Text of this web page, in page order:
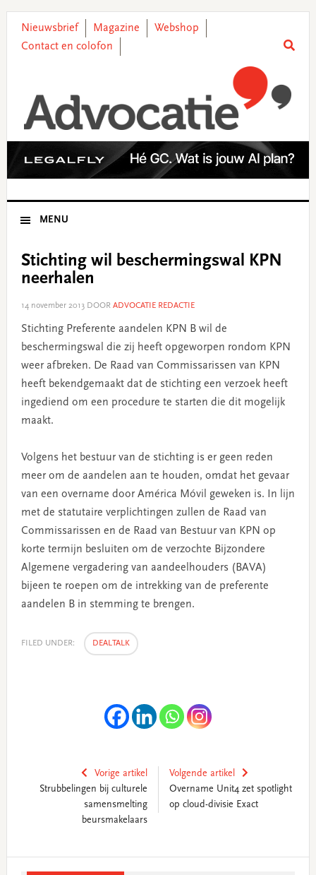
primary
main
primary
footer
Nieuwsbrief Magazine
Webshop
Contact en colofon
MENU
Stichting wil beschermingswal KPN
neerhalen
14 november 2013DOOR ADVOCATIE REDACTIE
Stichting Preferente aandelen KPN B wil de
beschermingswal die zij heeft opgeworpen rondom KPN
weer afbreken. De Raad van Commissarissen van KPN
heeft bekendgemaakt dat de stichting een verzoek heeft
ingediend om een procedure te starten die dit mogelijk
maakt.
Volgens het bestuur van de stichting is er geen reden
meer om de aandelen aan te houden, omdat het gevaar
van een overname door América Móvil geweken is. In lijn
met de statutaire verplichtingen zullen de Raad van
Commissarissen en de Raad van Bestuur van KPN op
korte termijn besluiten om de verzochte Bijzondere
Algemene vergadering van aandeelhouders (BAVA)
bijeen te roepen om de intrekking van de preferente
aandelen B in stemming te brengen.
FILED UNDER: DEALTALK
Vorige artikel
Strubbelingen bij culturele
samensmelting
beursmakelaars
Volgende artikel
Overname Unit4 zet spotlight
op cloud-divisie Exact